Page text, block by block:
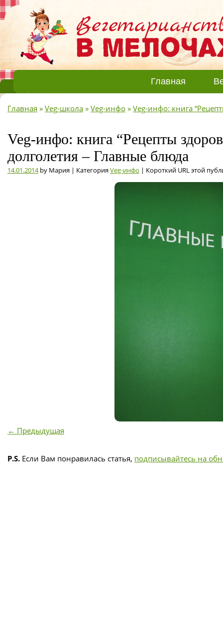
Главная
Главная » Veg-школа » Veg-инфо » Veg-инфо: книга
Veg-инфо: книга “Рецепты
долголетия – Главные блюда
14.01.2014by Мария | КатегорияVeg-инфо | Короткий URL этой
← Предыдущая
P.S. Если Вам понравилась статья, подписывайтесь на